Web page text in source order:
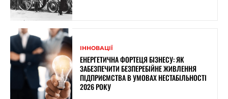
ІННОВАЦІЇ
ЕНЕРГЕТИЧНА ФОРТЕЦЯ БІЗНЕСУ: ЯК
ЗАБЕЗПЕЧИТИ БЕЗПЕРЕБІЙНЕ ЖИВЛЕННЯ
ПІДПРИЄМСТВА В УМОВАХ НЕСТАБІЛЬНОСТІ
2026 РОКУ